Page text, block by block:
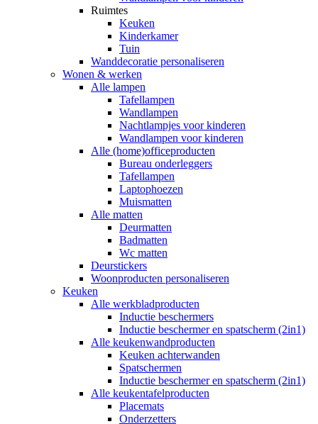
Ruimtes
Keuken
Kinderkamer
Tuin
Wanddecoratie personaliseren
Wonen & werken
Alle lampen
Tafellampen
Wandlampen
Nachtlampjes voor kinderen
Wandlampen voor kinderen
Alle (home)officeproducten
Bureau onderleggers
Tafellampen
Laptophoezen
Muismatten
Alle matten
Deurmatten
Badmatten
Wc matten
Deurstickers
Woonproducten personaliseren
Keuken
Alle werkbladproducten
Inductie beschermers
Inductie beschermer en spatscherm (2in1)
Alle keukenwandproducten
Keuken achterwanden
Spatschermen
Inductie beschermer en spatscherm (2in1)
Alle keukentafelproducten
Placemats
Onderzetters